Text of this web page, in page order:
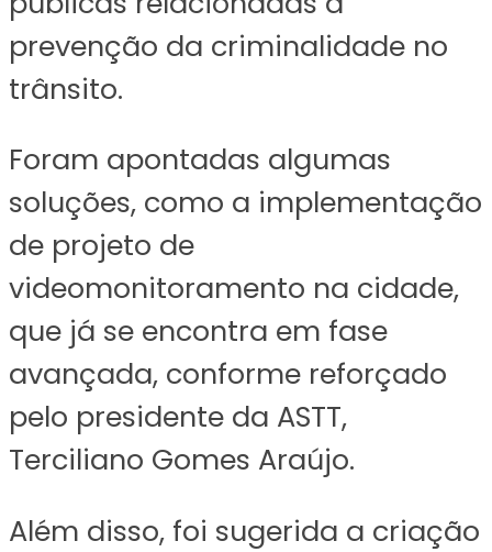
prevenção da criminalidade no
trânsito.
Foram apontadas algumas
soluções, como a implementação
de projeto de
videomonitoramento na cidade,
que já se encontra em fase
avançada, conforme reforçado
pelo presidente da ASTT,
Terciliano Gomes Araújo.
Além disso, foi sugerida a criação